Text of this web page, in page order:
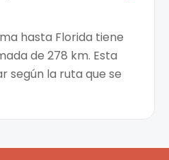
hasta Florida tiene
de 278 km. Esta
según la ruta que se